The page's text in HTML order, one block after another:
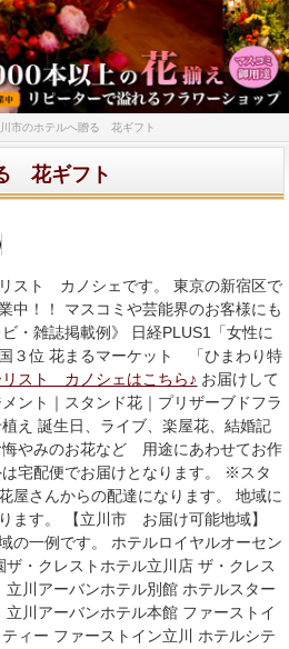
市のホテルへ贈る 花ギフト
花ギフト
スト カノシェです。 東京の新宿区で
中！！ マスコミや芸能界のお客様にも
・雑誌掲載例》 日経PLUS1「女性に
３位 花まるマーケット 「ひまわり特
スト カノシェはこちら♪ お届けして
ント｜スタンド花｜プリザーブドフラ
え 誕生日、ライブ、楽屋花、結婚記
やみのお花など 用途にあわせてお作
宅配便でお届けとなります。 ※スタ
屋さんからの配達になります。 地域に
ます。 【立川市 お届け可能地域】
の一例です。 ホテルロイヤルオーセン
・クレストホテル立川店 ザ・クレス
立川アーバンホテル別館 ホテルスター
川アーバンホテル本館 ファーストイ
ィー ファーストイン立川 ホテルシテ